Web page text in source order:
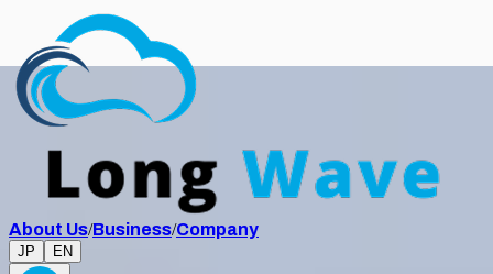
About Us/Business/Company
JP EN